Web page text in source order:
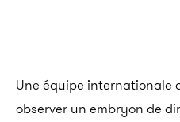
Une équipe internationale
observer un embryon de